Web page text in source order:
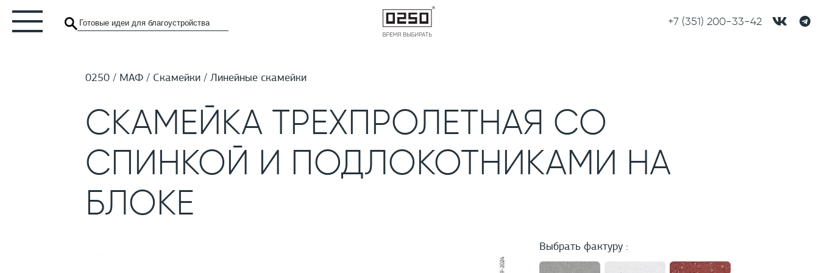
+7 (351) 200-33-42
0250 МАФ Скамейки Линейные скамейки
СКАМЕЙКА ТРЕХПРОЛЕТНАЯ СО
СПИНКОЙ И ПОДЛОКОТНИКАМИ НА
БЛОКЕ
Выбрать фактуру :